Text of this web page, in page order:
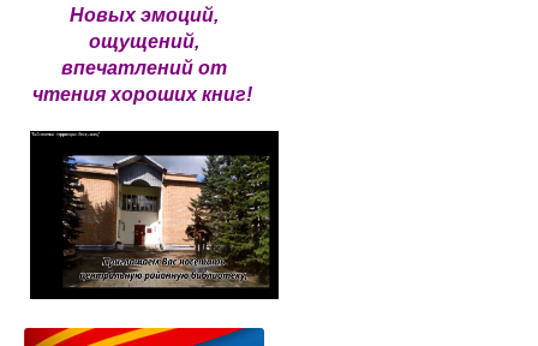
Новых эмоций,
ощущений,
впечатлений от
чтения хороших книг!